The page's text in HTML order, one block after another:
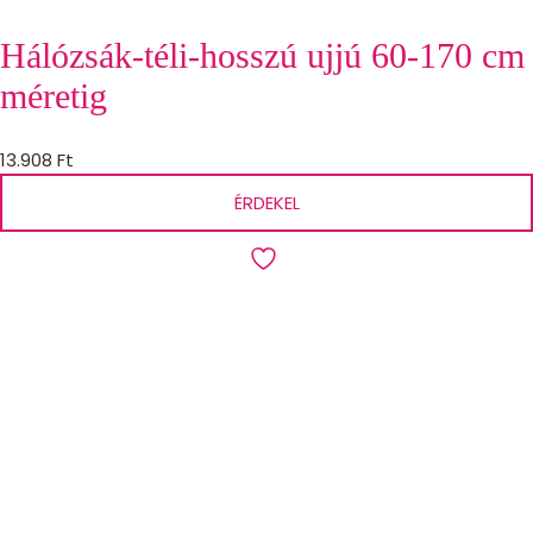
Hálózsák-téli-hosszú ujjú 60-170 cm
méretig
13.908 Ft
ÉRDEKEL